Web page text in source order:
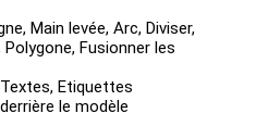
Main levée, Arc, Diviser,
Fusionner les
Etiquettes
le modèle